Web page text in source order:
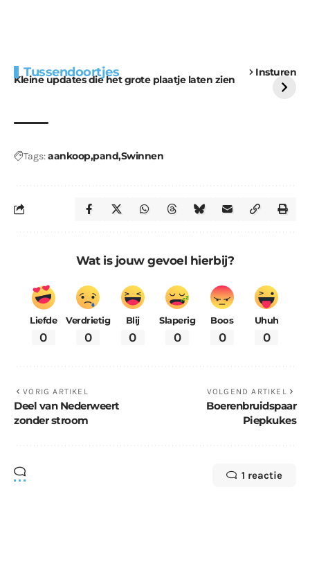
Tussendoortjes Insturen
Kleine updates die het grote plaatje laten zien
voor kabouters
uitdaging
Tags:aankooppandSwinnen
Wat is jouw gevoel hierbij?
Liefde
0
Verdrietig
0
Blij
0
Slaperig
0
Boos
0
Uhuh
0
VORIG ARTIKEL
Deel van Nederweert
zonder stroom
VOLGEND ARTIKEL
Boerenbruidspaar
Piepkukes
1 reactie